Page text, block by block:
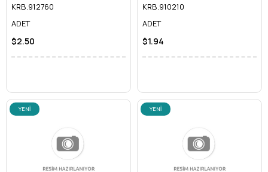
KRB.912760
ADET
$2.50
KRB.910210
ADET
$1.94
YENI
YENI